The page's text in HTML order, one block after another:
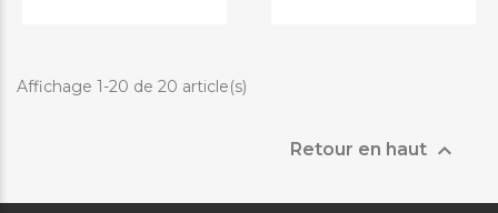
Affichage 1-20 de 20 article(s)
Retour en haut 